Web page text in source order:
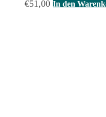
€51,00 In den